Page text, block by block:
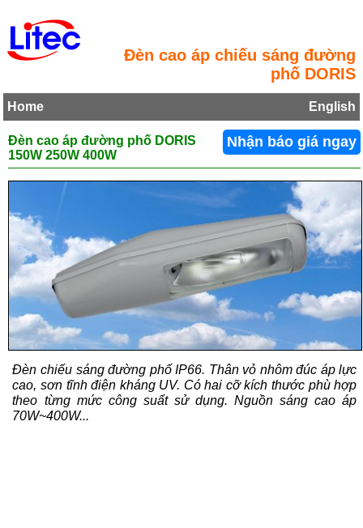
Đèn cao áp chiếu sáng đường
phố DORIS
Home English
Nhận báo giá ngay
Đèn cao áp đường phố DORIS
150W 250W 400W
Đèn chiếu sáng đường phố IP66. Thân vỏ nhôm đúc áp lực
cao, sơn tĩnh điện kháng UV. Có hai cỡ kích thước phù hợp
theo từng mức công suất sử dụng. Nguồn sáng cao áp
70W~400W...